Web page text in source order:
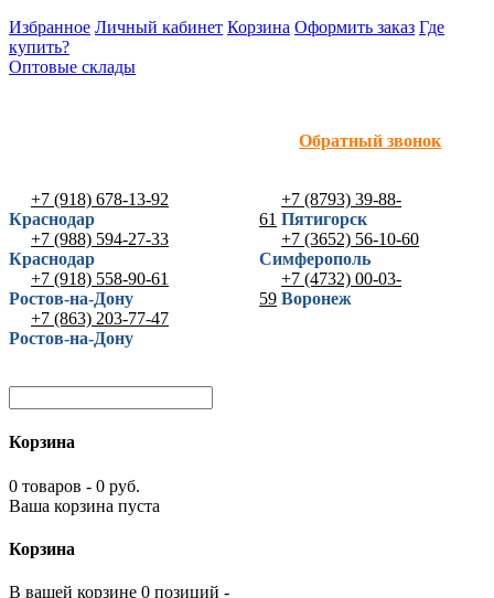
Избранное Личный кабинет Корзина Оформить заказ Где
купить?
Оптовые склады
Обратный звонок
+7 (918) 678-13-92
Краснодар
+7 (988) 594-27-33
Краснодар
+7 (918) 558-90-61
Ростов-на-Дону
+7 (863) 203-77-47
Ростов-на-Дону
+7 (8793) 39-88-
61 Пятигорск
+7 (3652) 56-10-60
Симферополь
+7 (4732) 00-03-
59 Воронеж
Корзина
0 товаров - 0 руб.
Ваша корзина пуста
Корзина
В вашей корзине 0 позиций -